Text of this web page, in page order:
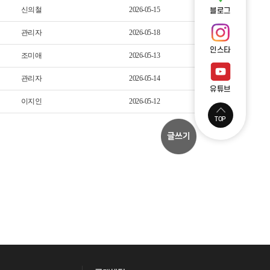
블로그
인스타
유튜브
TOP
신의철 2026-05-15
관리자 2026-05-18
조미애 2026-05-13
관리자 2026-05-14
이지인 2026-05-12